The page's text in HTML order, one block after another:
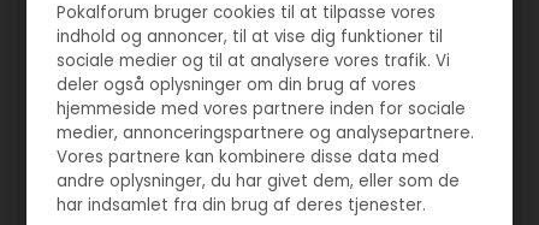
Pokalforum bruger cookies til at tilpasse vores
indhold og annoncer, til at vise dig funktioner til
sociale medier og til at analysere vores trafik. Vi
deler også oplysninger om din brug af vores
hjemmeside med vores partnere inden for sociale
medier, annonceringspartnere og analysepartnere.
Vores partnere kan kombinere disse data med
andre oplysninger, du har givet dem, eller som de
har indsamlet fra din brug af deres tjenester.